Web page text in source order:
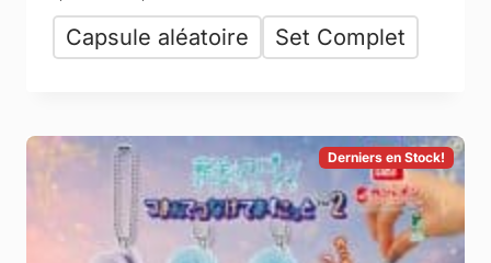
Capsule aléatoire Set Complet
Derniers en Stock!